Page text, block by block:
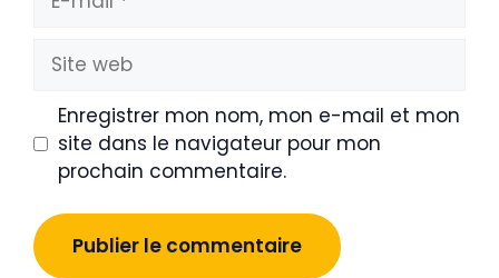
mail
Site
web
Enregistrer mon nom, mon e-mail et mon
site dans le navigateur pour mon
prochain commentaire.